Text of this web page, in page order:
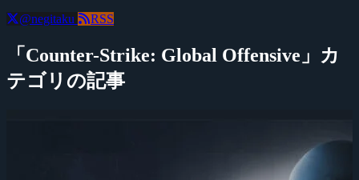
@negitaku RSS
「Counter-Strike: Global Offensive」カ
テゴリの記事